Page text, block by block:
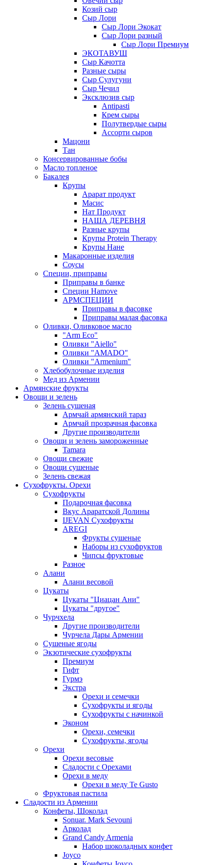
Козий сыр
Сыр Лори
Сыр Лори Экокат
Сыр Лори разный
Сыр Лори Премиум
ЭКОТАВУШ
Сыр Качотта
Разные сыры
Сыр Сулугуни
Сыр Чечил
Эксклюзив сыр
Antipasti
Крем сыры
Полутвердые сыры
Ассорти сыров
Мацони
Тан
Консервированные бобы
Масло топленое
Бакалея
Крупы
Арарат продукт
Масис
Нат Продукт
НАША ДЕРЕВНЯ
Разные крупы
Крупы Protein Therapy
Крупы Нане
Макаронные изделия
Соусы
Специи, приправы
Приправы в банке
Специи Hamove
АРМСПЕЦИИ
Приправы в фасовке
Приправы малая фасовка
Оливки, Оливковое масло
"Arm Eco"
Оливки "Aiello"
Оливки "AMADO"
Оливки "Armenium"
Хлебобулочные изделия
Мед из Армении
Армянские фрукты
Овощи и зелень
Зелень сушеная
Армчай армянский тараз
Армчай прозрачная фасовка
Другие производители
Овощи и зелень замороженные
Tamara
Овощи свежие
Овощи сушеные
Зелень свежая
Сухофрукты. Орехи
Сухофрукты
Подарочная фасовка
Вкус Араратской Долины
IJEVAN Сухофрукты
AREGI
Фрукты сушеные
Наборы из сухофруктов
Чипсы фруктовые
Разное
Алани
Алани весовой
Цукаты
Цукаты "Циацан Ани"
Цукаты "другое"
Чурчхела
Другие производители
Чурчела Дары Армении
Сушеные ягоды
Экзотические сухофрукты
Премиум
Гифт
Гурмэ
Экстра
Орехи и семечки
Сухофрукты и ягоды
Сухофрукты с начинкой
Эконом
Орехи, семечки
Сухофрукты, ягоды
Орехи
Орехи весовые
Сладости с Орехами
Орехи в меду
Орехи в меду Te Gusto
Фруктовая пастила
Сладости из Армении
Конфеты, Шоколад
Sonuar. Mark Sevouni
Арколад
Grand Candy Armenia
Набор шоколадных конфет
Joyco